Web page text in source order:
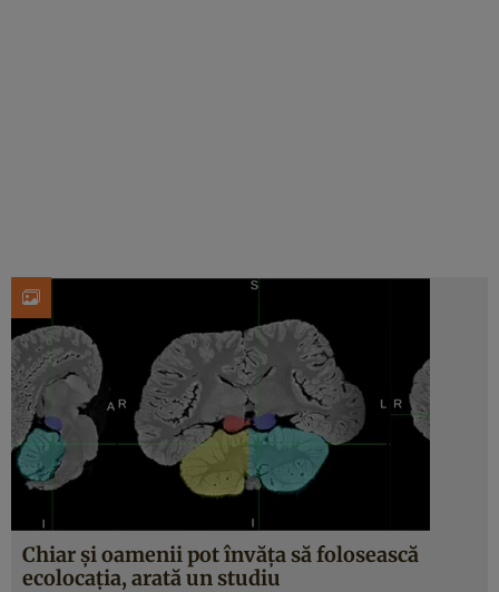
Chiar și oamenii pot învăța să folosească
ecolocația, arată un studiu